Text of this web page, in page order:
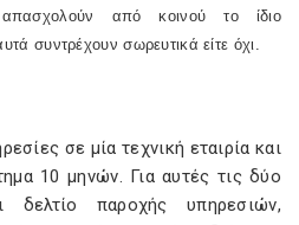
απασχολούν από κοινού το ίδιο
συντρέχουν σωρευτικά είτε όχι.
σε μία τεχνική εταιρία και
10 μηνών. Για αυτές τις δύο
δελτίο παροχής υπηρεσιών,